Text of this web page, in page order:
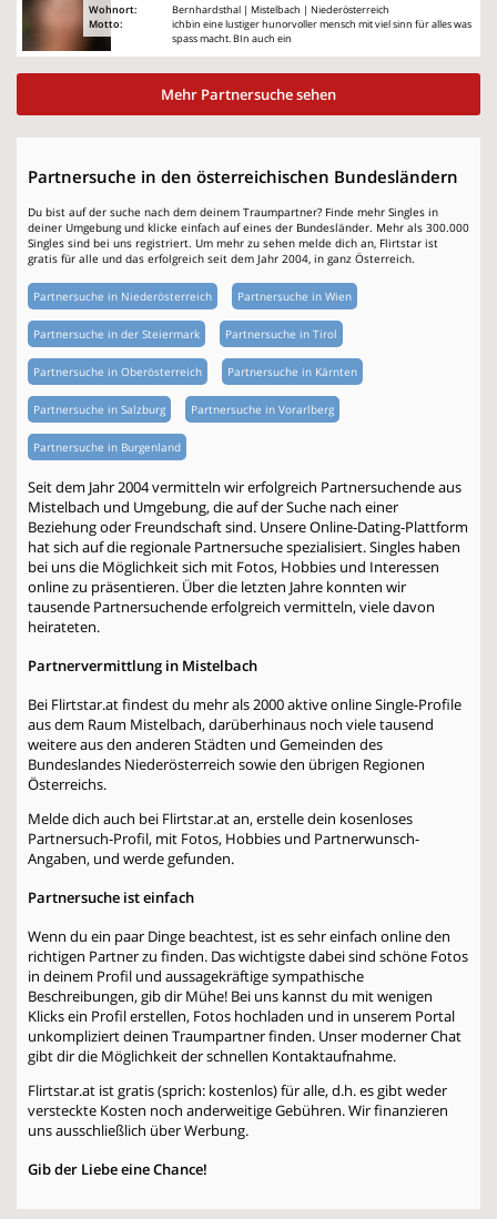
Wohnort:
Motto:
Bernhardsthal | Mistelbach | Niederösterreich
ichbin eine lustiger hunorvoller mensch mit viel sinn für alles was
spass macht. BIn auch ein
Mehr Partnersuche sehen
Partnersuche in den österreichischen Bundesländern
Du bist auf der suche nach dem deinem Traumpartner? Finde mehr Singles in
deiner Umgebung und klicke einfach auf eines der Bundesländer. Mehr als 300.000
Singles sind bei uns registriert. Um mehr zu sehen melde dich an, Flirtstar ist
gratis für alle und das erfolgreich seit dem Jahr 2004, in ganz Österreich.
Partnersuche in Niederösterreich Partnersuche in Wien
Partnersuche in der Steiermark Partnersuche in Tirol
Partnersuche in Oberösterreich Partnersuche in Kärnten
Partnersuche in Salzburg Partnersuche in Vorarlberg
Partnersuche in Burgenland
Seit dem Jahr 2004 vermitteln wir erfolgreich Partnersuchende aus
Mistelbach und Umgebung, die auf der Suche nach einer
Beziehung oder Freundschaft sind. Unsere Online-Dating-Plattform
hat sich auf die regionale Partnersuche spezialisiert. Singles haben
bei uns die Möglichkeit sich mit Fotos, Hobbies und Interessen
online zu präsentieren. Über die letzten Jahre konnten wir
tausende Partnersuchende erfolgreich vermitteln, viele davon
heirateten.
Partnervermittlung in Mistelbach
Bei Flirtstar.at findest du mehr als 2000 aktive online Single-Profile
aus dem Raum Mistelbach, darüberhinaus noch viele tausend
weitere aus den anderen Städten und Gemeinden des
Bundeslandes Niederösterreich sowie den übrigen Regionen
Österreichs.
Melde dich auch bei Flirtstar.at an, erstelle dein kosenloses
Partnersuch-Profil, mit Fotos, Hobbies und Partnerwunsch-
Angaben, und werde gefunden.
Partnersuche ist einfach
Wenn du ein paar Dinge beachtest, ist es sehr einfach online den
richtigen Partner zu finden. Das wichtigste dabei sind schöne Fotos
in deinem Profil und aussagekräftige sympathische
Beschreibungen, gib dir Mühe! Bei uns kannst du mit wenigen
Klicks ein Profil erstellen, Fotos hochladen und in unserem Portal
unkompliziert deinen Traumpartner finden. Unser moderner Chat
gibt dir die Möglichkeit der schnellen Kontaktaufnahme.
Flirtstar.at ist gratis (sprich: kostenlos) für alle, d.h. es gibt weder
versteckte Kosten noch anderweitige Gebühren. Wir finanzieren
uns ausschließlich über Werbung.
Gib der Liebe eine Chance!